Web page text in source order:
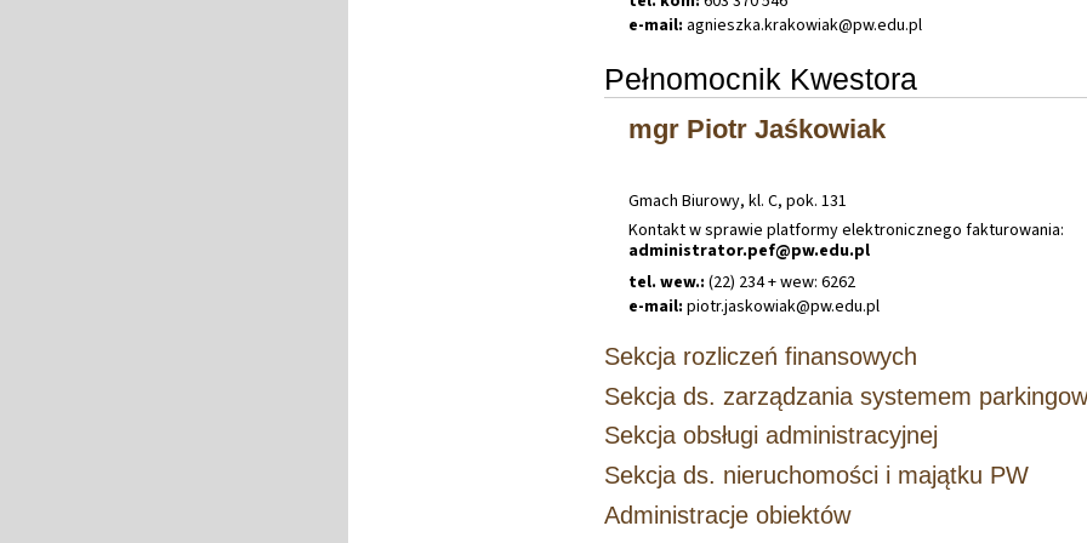
e-mail: agnieszka.krakowiak@pw.edu.pl
Pełnomocnik Kwestora
mgr Piotr Jaśkowiak
Gmach Biurowy, kl. C, pok. 131
Kontakt w sprawie platformy elektronicznego fakturowania:
administrator.pef@pw.edu.pl
tel. wew.: (22) 234 + wew: 6262
e-mail: piotr.jaskowiak@pw.edu.pl
Sekcja rozliczeń finansowych
Sekcja ds. zarządzania systemem
Sekcja obsługi administracyjnej
Sekcja ds. nieruchomości i majątku PW
Administracje obiektów